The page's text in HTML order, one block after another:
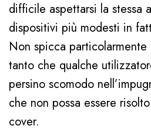
difficile aspettarsi la stessa
dispositivi più modesti in
Non spicca
tanto che qualche
persino scomodo
che non possa essere
cover.